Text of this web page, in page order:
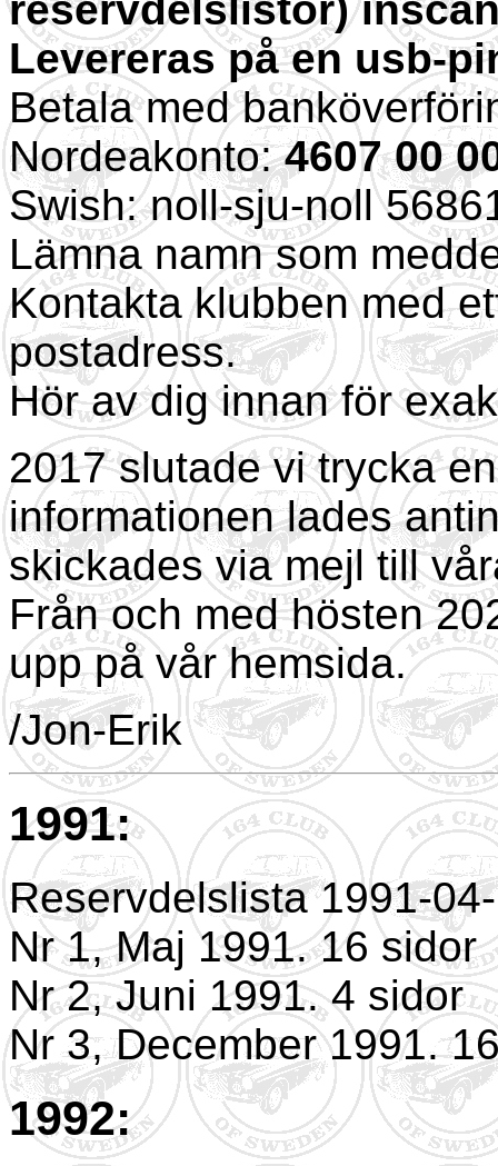
reservdelslistor)
Levereras på en usb-
Betala med
Nordeakonto:4607 00
Swish: noll-sju-noll
Lämna namn som
Kontakta klubben med
postadress.
Hör av dig innan för
2017 slutade vi trycka
informationen lades
skickades via mejl till
Från och med hösten
upp på vår hemsida.
/Jon-Erik
1991:
Reservdelslista 1991-
Nr 1, Maj 1991. 16 sidor
Nr 2, Juni 1991. 4 sidor
Nr 3, December 1991.
1992: